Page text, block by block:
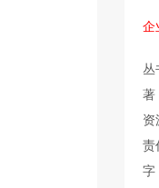
企
丛
著
资
责